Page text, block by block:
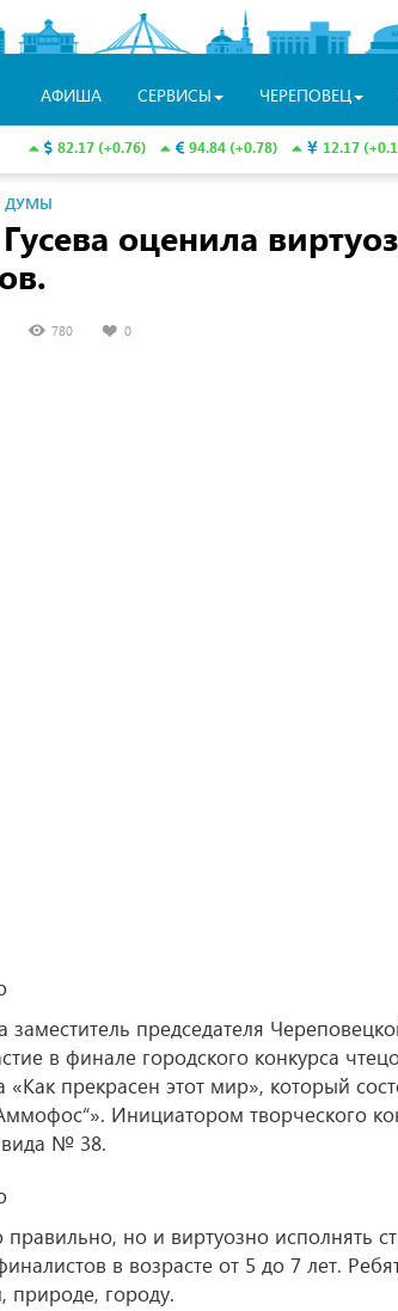
АФИША СЕРВИСЫ ЧЕРЕПОВЕЦ
82.17 (+0.76) 94.84 (+0.78) 12.17
ДУМЫ
оценила
780 0
заместитель председателя
в финале городского конкурса
прекрасен этот мир», который
Инициатором творческого
№ 38.
но и виртуозно исполнять
в возрасте от 5 до 7 лет.
природе, городу.